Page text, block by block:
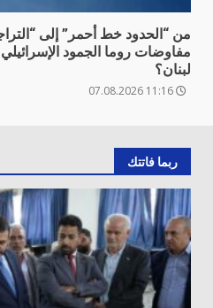
من “الحدود خط أحمر” إلى
مفاوضات روما الجمود
لبنان؟
ربما فاتتك